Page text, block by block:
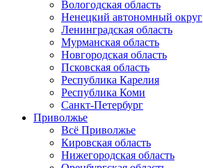
Вологодская область
Ненецкий автономный округ
Ленинградская область
Мурманская область
Новгородская область
Псковская область
Республика Карелия
Республика Коми
Санкт-Петербург
Приволжье
Всё Приволжье
Кировская область
Нижегородская область